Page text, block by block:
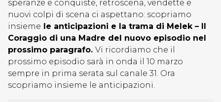
speranze e conquiste, retroscena, vendette e
nuovi colpi di scena ci aspettano: scopriamo
insieme le anticipazioni e la trama di Melek – Il
Coraggio di una Madre del nuovo episodio nel
prossimo paragrafo. Vi ricordiamo che il
prossimo episodio sarà in onda il 10 marzo
sempre in prima serata sul canale 31. Ora
scopriamo insieme le anticipazioni.